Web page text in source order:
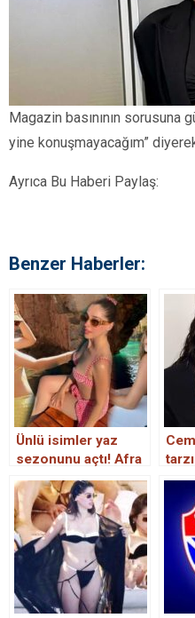
Magazin basınının sorusuna
yine konuşmayacağım”
Ayrıca Bu Haberi Paylaş:
Benzer Haberler:
Ünlü isimler yaz
sezonunu açtı! Afra
Saraçoğlu, Cemre
Baysel ve Simay
Barlas’tan plaj
pozları